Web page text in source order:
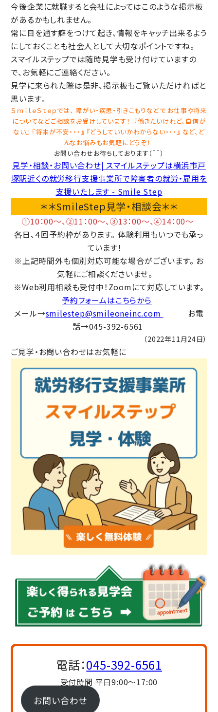
今後企業に就職すると会社によってはこのような掲示板
があるかもしれません。
常に目を通す癖をつけて起き、情報をキャッチ出来るよう
にしておくことも社会人として大切なポイントですね。
スマイルステップでは随時見学も受け付けていますの
で、お気軽にご連絡ください。
見学に来られた際は是非、掲示板もご覧いただければと
思います。
ＳｍｉｌｅＳｔｅｐでは、 障がい・疾患・引きこもりなどで お仕事や将来
についてなどご相談をお受けしています！ 『働きたいけれど、自信が
ない』 『将来が不安・・・』 『どうしていいかわからない・・・』 など、ど
んなお悩みもお気軽にどうぞ！
お問い合わせお待ちしております（＾＾）
見学・相談・お問い合わせ| スマイルステップは横浜市戸
塚駅近くの就労移行支援事業所で障害者の就労・雇用を
支援いたします - Smile Step
＊＊SmileStep見学・相談会＊＊
①10：00〜、②11：00〜、③13：00〜、④14：00〜
各日、４回予約枠があります。 体験利用もいつでも承っ
ています！
※上記時間外も個別対応可能な場合がございます。 お
気軽にご相談くださいませ。
※Web利用相談も受付中！Zoomにて対応しています。
予約フォームはこちらから
メール→smilestep@smileoneinc.com
お電
話→045-392-6561
（2022年11月24日）
ご見学・お問い合わせはお気軽に
電話：045-392-6561
受付時間 平日9:00〜17:00
お問い合わせ